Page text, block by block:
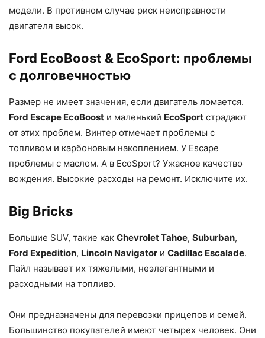
модели. В противном случае риск неисправности
двигателя высок.
Ford EcoBoost & EcoSport: проблемы
с долговечностью
Размер не имеет значения, если двигатель ломается.
Ford Escape EcoBoost и маленький EcoSport страдают
от этих проблем. Винтер отмечает проблемы с
топливом и карбоновым накоплением. У Escape
проблемы с маслом. А в EcoSport? Ужасное качество
вождения. Высокие расходы на ремонт. Исключите их.
Big Bricks
Большие SUV, такие как Chevrolet Tahoe, Suburban,
Ford Expedition, Lincoln Navigator и Cadillac Escalade.
Пайл называет их тяжелыми, неэлегантными и
расходными на топливо.
Они предназначены для перевозки прицепов и семей.
Большинство покупателей имеют четырех человек. Они